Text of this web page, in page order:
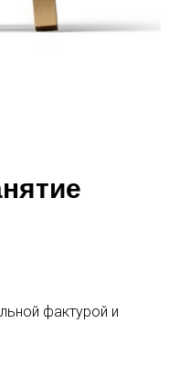
фактурой и